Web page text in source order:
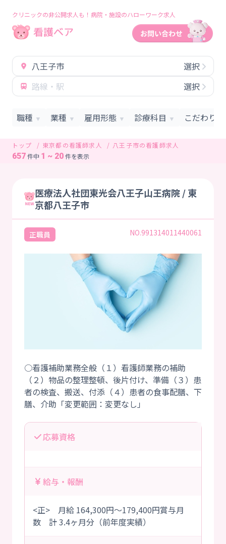
クリニックの非公開求人も！病院・施設のハローワーク求人
八王子市
選択
路線・駅
選択
職種 ▼ 業種 ▼ 雇用形態 ▼ 診療科目 ▼ こだわり
トップ 東京都の看護師求人 八王子市の看護師求人
657件中 1 ~ 20件を表示
医療法人社団東光会八王子山王病院 / 東
京都八王子市
正職員 NO.991314011440061
○看護補助業務全般（１）看護師業務の補助
（２）物品の整理整頓、後片付け、準備（３）患
者の検査、搬送、付添（４）患者の食事配膳、下
応募資格
給与・報酬
<正> 月給 164,300円～179,400円賞与月
数 計 3.4ヶ月分（前年度実績）